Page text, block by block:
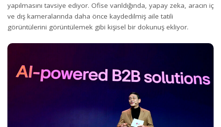
yapılmasını tavsiye ediyor. Ofise varıldığında, yapay zeka, aracın iç
ve dış kameralarında daha önce kaydedilmiş aile tatili
görüntülerini görüntülemek gibi kişisel bir dokunuş ekliyor.